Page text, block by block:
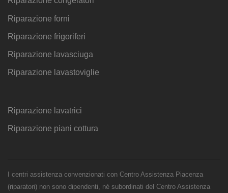
Riparazione forni
Riparazione frigoriferi
Riparazione lavasciuga
Riparazione lavastoviglie
Riparazione lavatrici
Riparazione piani cottura
I centri assistenza convenzionati con Centro Assistenza Piacenza
(riparatori) non sono dipendenti, né subordinati del Centro Assistenza